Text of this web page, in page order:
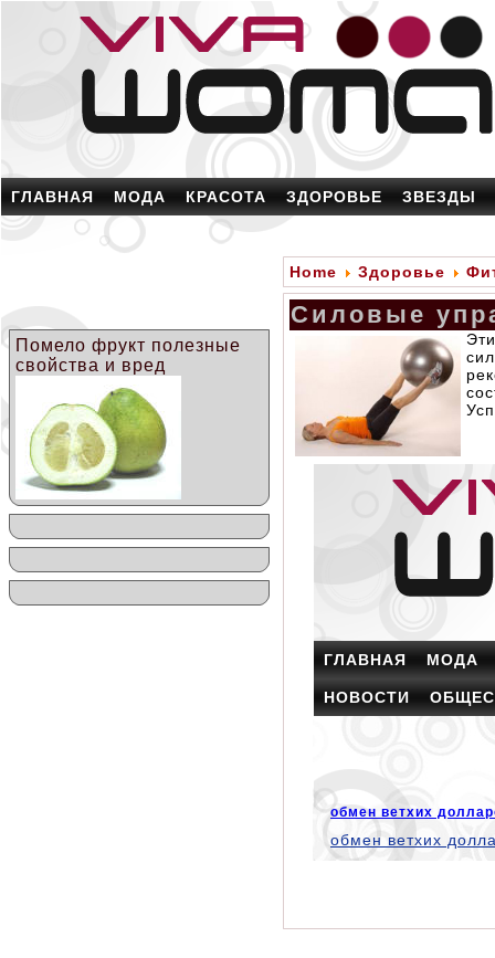
ГЛАВНАЯ МОДА КРАСОТА ЗДОРОВЬЕ ЗВЕЗДЫ
Помело фрукт полезные
свойства и вред
Home Здоровье
Силовые